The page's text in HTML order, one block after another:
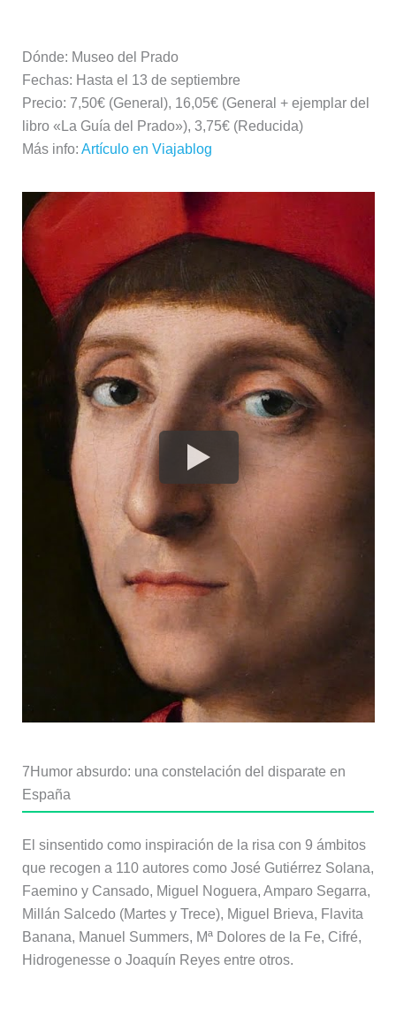
Dónde: Museo del Prado
Fechas: Hasta el 13 de septiembre
Precio: 7,50€ (General), 16,05€ (General + ejemplar del
libro «La Guía del Prado»), 3,75€ (Reducida)
Más info: Artículo en Viajablog
7 Humor absurdo: una constelación del disparate en
España
El sinsentido como inspiración de la risa con 9 ámbitos
que recogen a 110 autores como José Gutiérrez Solana,
Faemino y Cansado, Miguel Noguera, Amparo Segarra,
Millán Salcedo (Martes y Trece), Miguel Brieva, Flavita
Banana, Manuel Summers, Mª Dolores de la Fe, Cifré,
Hidrogenesse o Joaquín Reyes entre otros.